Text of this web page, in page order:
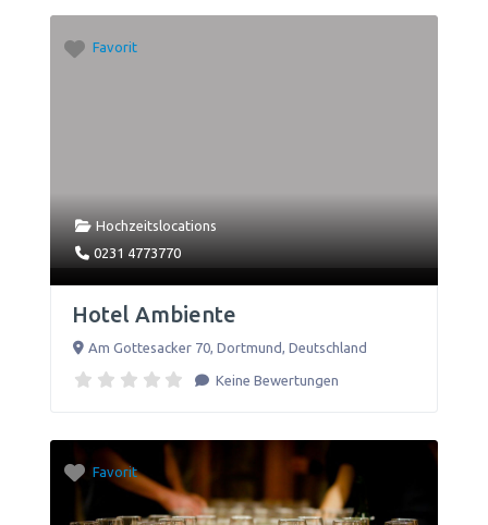
Favorit
Hochzeitslocations
0231 4773770
Hotel Ambiente
Am Gottesacker 70, Dortmund Deutschland
Keine Bewertungen
Favorit